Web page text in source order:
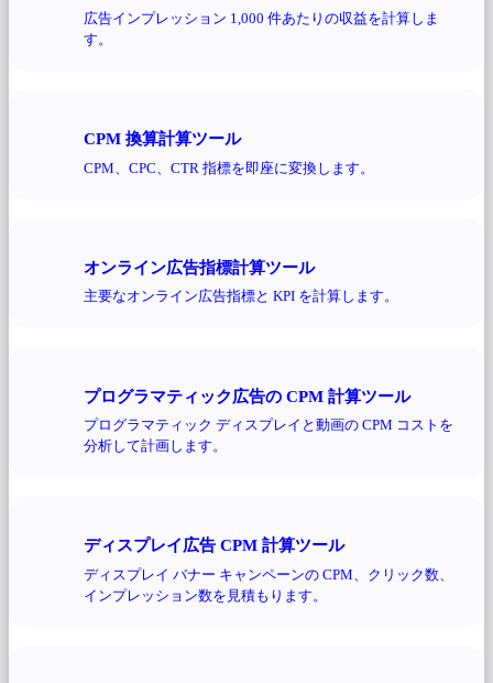
広告インプレッション 1,000 件あたりの収益を計算しま
す。
CPM 換算計算ツール
CPM、CPC、CTR 指標を即座に変換します。
オンライン広告指標計算ツール
主要なオンライン広告指標と KPI を計算します。
プログラマティック広告の CPM 計算ツール
プログラマティック ディスプレイと動画の CPM コストを
分析して計画します。
ディスプレイ広告 CPM 計算ツール
ディスプレイ バナー キャンペーンの CPM、クリック数、
インプレッション数を見積もります。